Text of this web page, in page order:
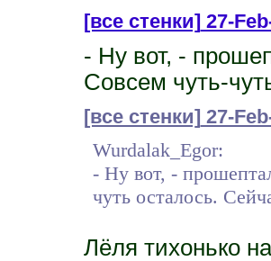
[все стенки]27-
- Ну вот, -
Совсем чуть-
[все стенки] 27-
Wurdalak_Egor:
- Ну вот, -
чуть осталось.
Лёля тихонько